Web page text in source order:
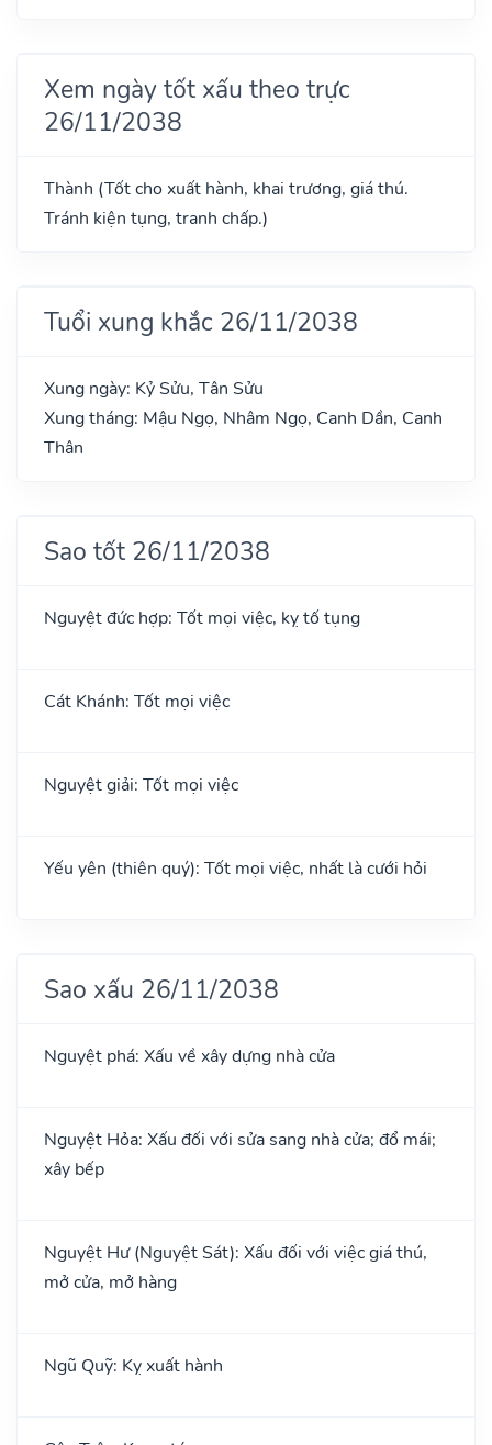
Xem ngày tốt xấu theo trực
26/11/2038
Thành (Tốt cho xuất hành, khai trương, giá thú.
Tránh kiện tụng, tranh chấp.)
Tuổi xung khắc 26/11/2038
Xung ngày: Kỷ Sửu, Tân Sửu
Xung tháng: Mậu Ngọ, Nhâm Ngọ, Canh Dần, Canh
Thân
Sao tốt 26/11/2038
Nguyệt đức hợp: Tốt mọi việc, kỵ tố tụng
Cát Khánh: Tốt mọi việc
Nguyệt giải: Tốt mọi việc
Yếu yên (thiên quý): Tốt mọi việc, nhất là cưới hỏi
Sao xấu 26/11/2038
Nguyệt phá: Xấu về xây dựng nhà cửa
Nguyệt Hỏa: Xấu đối với sửa sang nhà cửa; đổ mái;
xây bếp
Nguyệt Hư (Nguyệt Sát): Xấu đối với việc giá thú,
mở cửa, mở hàng
Ngũ Quỹ: Kỵ xuất hành